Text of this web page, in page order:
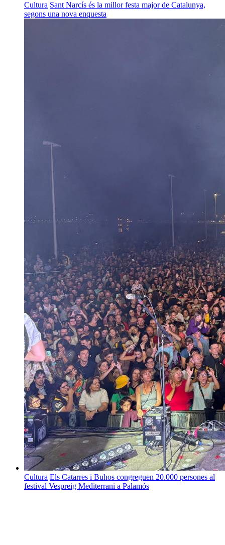
Cultura Sant Narcís és la millor festa major de Catalunya,
segons una nova enquesta
Cultura Els Catarres i Buhos congreguen 20.000 persones al
festival Vespreig Mediterrani a Palamós